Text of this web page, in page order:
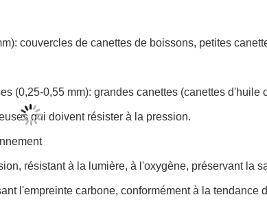
couvercles de canettes de boissons, petites
(0,25-0,55 mm): grandes canettes (canettes d'huile
qui doivent résister à la pression.
résistant à la lumière, à l'oxygène, préservant la
l'empreinte carbone, conformément à la tendance